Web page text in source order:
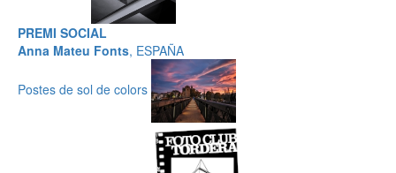
PREMI SOCIAL
Anna Mateu Fonts, ESPAÑA
Postes de sol de colors